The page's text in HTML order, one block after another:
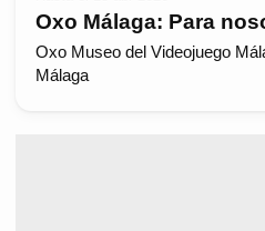
Oxo Málaga: Para
Oxo Museo del Videojuego
Málaga